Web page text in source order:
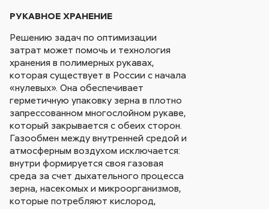
РУКАВНОЕ ХРАНЕНИЕ
Решению задач по оптимизации
затрат может помочь и технология
хранения в полимерных рукавах,
которая существует в России с начала
«нулевых». Она обеспечивает
герметичную упаковку зерна в плотно
запрессованном многослойном рукаве,
который закрывается с обеих сторон.
Газообмен между внутренней средой и
атмосферным воздухом исключается:
внутри формируется своя газовая
среда за счет дыхательного процесса
зерна, насекомых и микроорганизмов,
которые потребляют кислород,